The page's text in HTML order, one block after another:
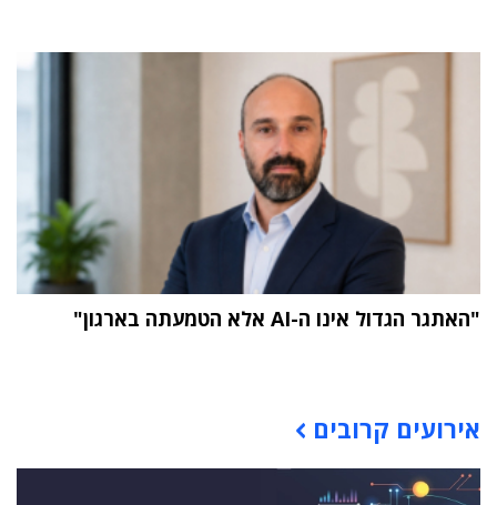
"האתגר הגדול אינו ה-AI אלא הטמעתה בארגון"
אירועים קרובים